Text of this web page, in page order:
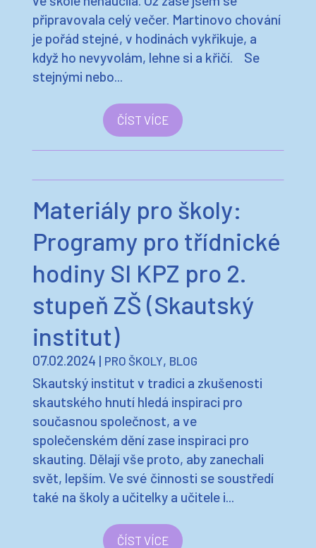
připravovala celý večer. Martinovo chování
je pořád stejné, v hodinách vykřikuje, a
když ho nevyvolám, lehne si a křičí. Se
stejnými nebo...
ČÍST VÍCE
Materiály pro školy:
Programy pro třídnické
hodiny SI KPZ pro 2.
stupeň ZŠ (Skautský
institut)
07.02.2024 | PRO ŠKOLY, BLOG
Skautský institut v tradici a zkušenosti
skautského hnutí hledá inspiraci pro
současnou společnost, a ve
společenském dění zase inspiraci pro
skauting. Dělají vše proto, aby zanechali
svět, lepším. Ve své činnosti se soustředí
také na školy a učitelky a učitele i...
ČÍST VÍCE